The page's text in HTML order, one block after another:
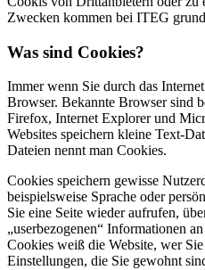
Zwecken kommen bei ITEG
Was sind Cookies?
Immer wenn Sie durch das
Browser. Bekannte Browser sind
Firefox, Internet Explorer und
Websites speichern kleine Text-
Dateien nennt man Cookies.
Cookies speichern gewisse
beispielsweise Sprache oder
Sie eine Seite wieder aufrufen,
„userbezogenen“ Informationen
Cookies weiß die Website, wer
Einstellungen, die Sie gewohnt